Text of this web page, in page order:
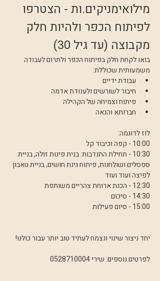
מילואימניקים.ות - הצטרפו
לפיתוח הכפר ולהיות חלק
מקבוצה (עד גיל 30)
בואו לקחת חלק בפיתוח הכפר ולתרום לעבודה
משמעותית שכוללת:
עבודת ידיים
חיבור לשורשים ולענודת אדמה
פיתוח וצמיחה של הקהילה
חברותא והנאה
לוז לדוגמה:
10:00 - קפה וכיבוד קל
10:30 - תחילת התנדבות: בנית פינות זולה, בניית
ספסלים ושולחנות, פיתוח גינת חושים, בניית טאבון
לפיצה ועוד ועוד
12:30 - הכנת ארוחת צהריים משותפת
14:30 - סיכום
15:00 - סיום פעילות
יחד ניצור שינוי ונצמח לעתיד טוב יותר עבור כולנו!
לפרטים נוספים: שירי 0528710004